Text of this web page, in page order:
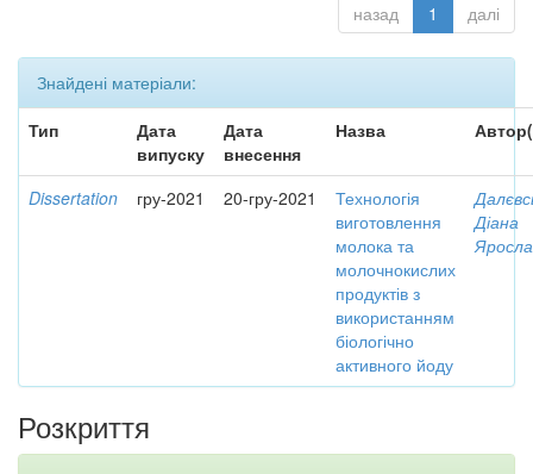
назад 1 далі
Знайдені матеріали:
Тип
Дата
випуску
Дата
внесення
Назва
Dissertation гру-2021 20-гру-2021
Технологія
виготовлення
молока та
молочнокислих
продуктів з
використанням
біологічно
активного йоду
Діана
Розкриття